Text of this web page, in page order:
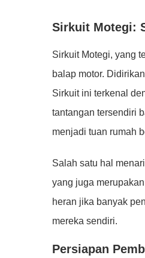
Sirkuit Motegi:
Sirkuit Motegi, yang
balap motor.
Sirkuit ini terkenal
tantangan tersendiri
menjadi tuan rumah
Salah satu hal
yang juga
heran jika banyak
mereka sendiri.
Persiapan